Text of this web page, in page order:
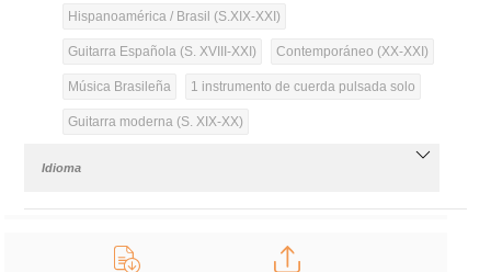
Hispanoamérica / Brasil (S.XIX-XXI)
Guitarra Española (S. XVIII-XXI) Contemporáneo (XX-XXI)
Música Brasileña 1 instrumento de cuerda pulsada solo
Guitarra moderna (S. XIX-XX)
Idioma